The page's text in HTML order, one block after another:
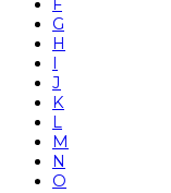
F
G
H
I
J
K
L
M
N
O